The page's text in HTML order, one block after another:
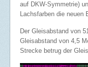
auf DKW-Symmetrie)
Lachsfarben die neuen
Der Gleisabstand von
Gleisabstand von 4,5
Strecke betrug der